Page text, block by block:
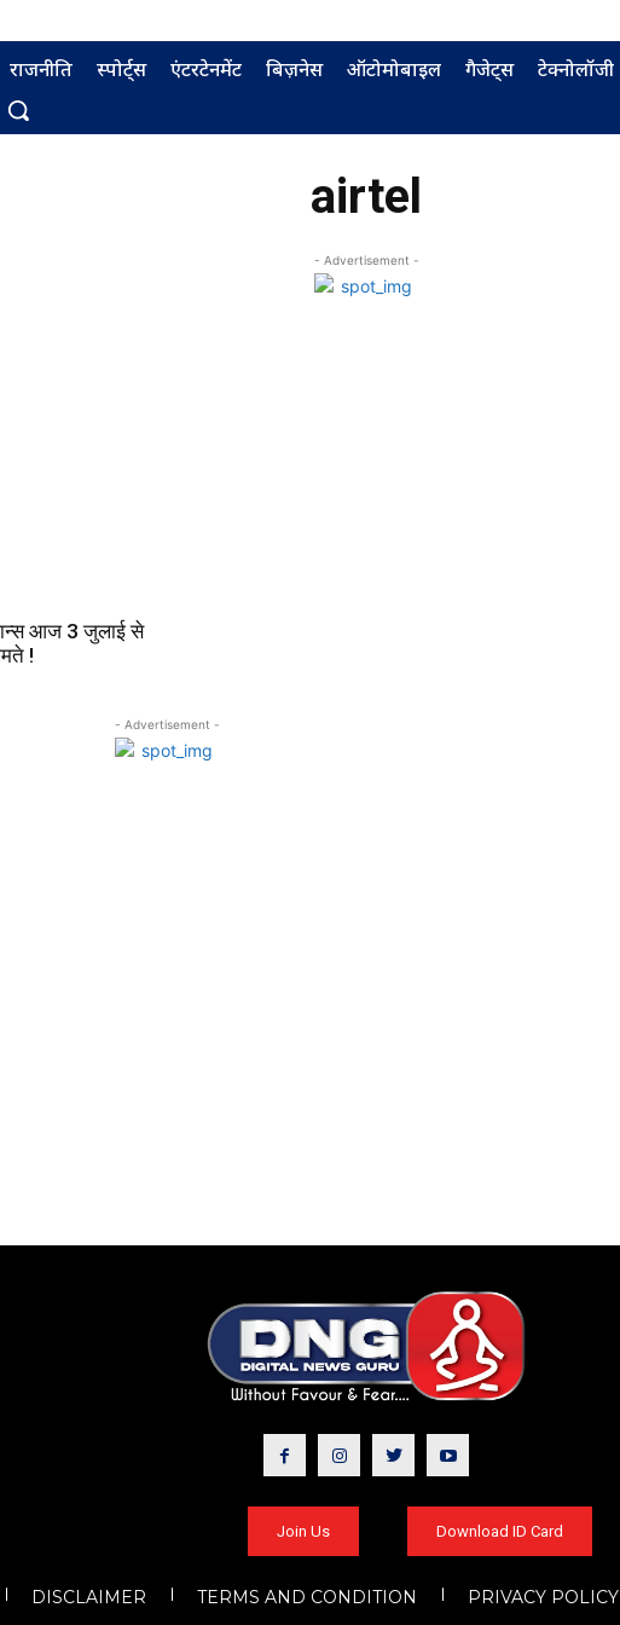
राजनीति स्पोर्ट्स एंटरटेनमेंट बिज़नेस ऑटोमोबाइल गैजेट्स टेक्नोलॉजी
airtel
- Advertisement -
आज 3 जुलाई से
!
- Advertisement -
Join Us Download ID Card
DISCLAIMER TERMS AND CONDITION PRIVACY POLICY